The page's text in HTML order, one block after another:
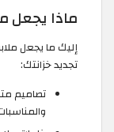
ماذا يجعل
إليك ما يجعل
تجديد خزانتك:
تصاميم